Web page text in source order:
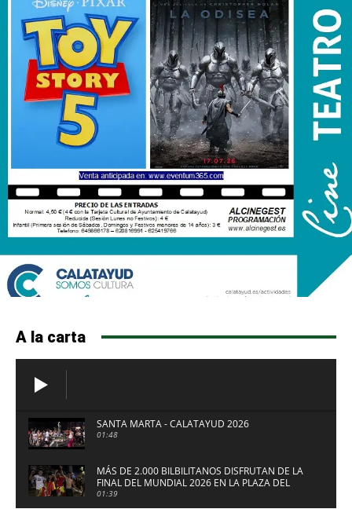
A la carta
SANTA MARTA - CALATAYUD 2026
01:48
MÁS DE 2.000 BILBILITANOS DISFRUTAN DE LA
FINAL DEL MUNDIAL 2026 EN LA PLAZA DEL
FUERTE DE CALATAYUD
01:39